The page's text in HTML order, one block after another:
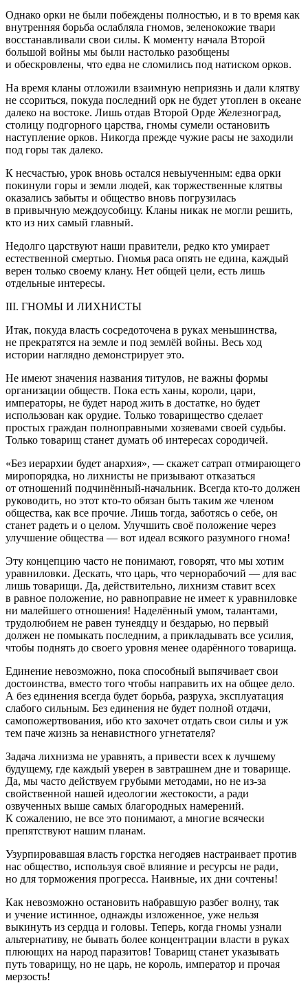
Однако орки не были побеждены полностью, и в то время как
внутренняя борьба ослабляла гномов, зеленокожие твари
восстанавливали свои силы. К моменту начала Второй
большой войны мы были настолько разобщены
и обескровлены, что едва не сломились под натиском орков.
На время кланы отложили взаимную неприязнь и дали клятву
не ссориться, покуда последний орк не будет утоплен в океане
далеко на востоке. Лишь отдав Второй Орде Железноград,
столицу подгорного царства, гномы сумели остановить
наступление орков. Никогда прежде чужие расы не заходили
под горы так далеко.
К несчастью, урок вновь остался невыученным: едва орки
покинули горы и земли людей, как торжественные клятвы
оказались забыты и общество вновь погрузилась
в привычную междоусобицу. Кланы никак не могли решить,
кто из них самый главный.
Недолго царствуют наши правители, редко кто умирает
естественной смертью. Гномья раса опять не едина, каждый
верен только своему клану. Нет общей цели, есть лишь
отдельные интересы.
III. ГНОМЫ И ЛИХНИСТЫ
Итак, покуда власть сосредоточена в руках меньшинства,
не прекратятся на земле и под землёй войны. Весь ход
истории наглядно демонстрирует это.
Не имеют значения названия титулов, не важны формы
организации обществ. Пока есть ханы, короли, цари,
императоры, не будет народ жить в достатке, но будет
использован как орудие. Только товарищество сделает
простых граждан полноправными хозяевами своей судьбы.
Только товарищ станет думать об интересах сородичей.
«Без иерархии будет анархия», — скажет сатрап отмирающего
миропорядка, но лихнисты не призывают отказаться
от отношений подчинённый-начальник. Всегда кто-то должен
руководить, но этот кто-то обязан быть таким же членом
общества, как все прочие. Лишь тогда, заботясь о себе, он
станет радеть и о целом. Улучшить своё положение через
улучшение общества — вот идеал всякого разумного гнома!
Эту концепцию часто не понимают, говорят, что мы хотим
уравниловки. Дескать, что царь, что чернорабочий — для вас
лишь товарищи. Да, действительно, лихнизм ставит всех
в равное положение, но равноправие не имеет к уравниловке
ни малейшего отношения! Наделённый умом, талантами,
трудолюбием не равен тунеядцу и бездарью, но первый
должен не помыкать последним, а прикладывать все усилия,
чтобы поднять до своего уровня менее одарённого товарища.
Единение невозможно, пока способный выпячивает свои
достоинства, вместо того чтобы направить их на общее дело.
А без единения всегда будет борьба, разруха, эксплуатация
слабого сильным. Без единения не будет полной отдачи,
самопожертвования, ибо кто захочет отдать свои силы и уж
тем паче жизнь за ненавистного угнетателя?
Задача лихнизма не уравнять, а привести всех к лучшему
будущему, где каждый уверен в завтрашнем дне и товарище.
Да, мы часто действуем грубыми методами, но не из-за
свойственной нашей идеологии жестокости, а ради
озвученных выше самых благородных намерений.
К сожалению, не все это понимают, а многие всячески
препятствуют нашим планам.
Узурпировавшая власть горстка негодяев настраивает против
нас общество, используя своё влияние и ресурсы не ради,
но для торможения прогресса. Наивные, их дни сочтены!
Как невозможно остановить набравшую разбег волну, так
и учение истинное, однажды изложенное, уже нельзя
выкинуть из сердца и головы. Теперь, когда гномы узнали
альтернативу, не бывать более концентрации власти в руках
плюющих на народ паразитов! Товарищ станет указывать
путь товарищу, но не царь, не король, император и прочая
мерзость!